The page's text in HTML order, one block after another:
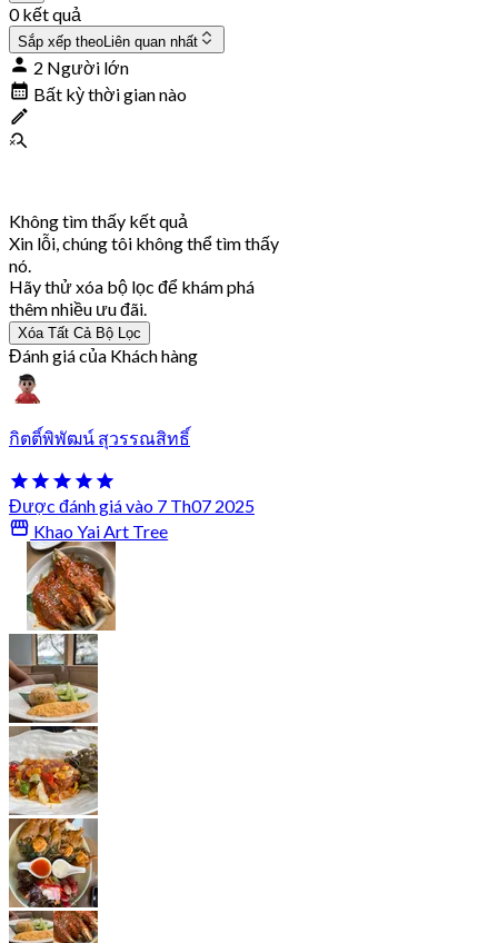
0 kết quả
Sắp xếp theoLiên quan nhất
2 Người lớn
Bất kỳ thời gian nào
Không tìm thấy kết quả
Xin lỗi, chúng tôi không thể tìm thấy
nó.
Hãy thử xóa bộ lọc để khám phá
thêm nhiều ưu đãi.
Xóa Tất Cả Bộ Lọc
Đánh giá của Khách hàng
กิตติ์พิพัฒน์ สุวรรณสิทธิ์
Được đánh giá vào 7 Th07 2025
Khao Yai Art Tree